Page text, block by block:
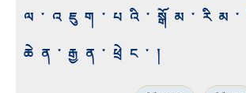
ཆེན་རྒྱན་ཕྲེང་།